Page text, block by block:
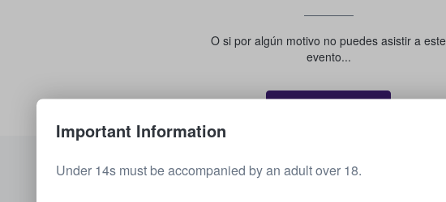
O si por algún motivo no puedes asistir a este
evento...
Consulta todos los próximos eventos
Important Information
Under 14s must be accompanied by an adult over 18.